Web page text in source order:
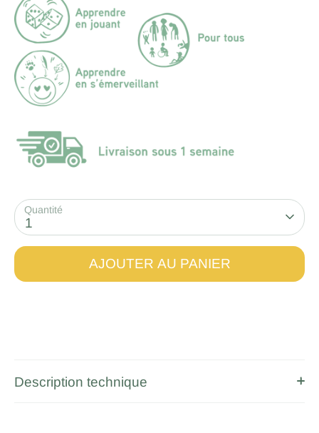
Quantité
1
AJOUTER AU PANIER
Description technique